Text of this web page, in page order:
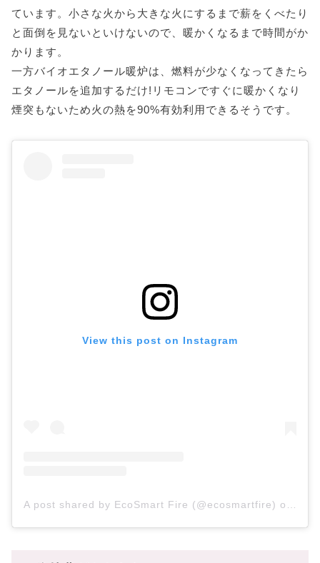
ています。小さな火から大きな火にするまで薪をくべたり
と面倒を見ないといけないので、暖かくなるまで時間がか
かります。
一方バイオエタノール暖炉は、燃料が少なくなってきたら
エタノールを追加するだけ!リモコンですぐに暖かくなり
煙突もないため火の熱を90%有効利用できるそうです。
View this post on Instagram
A post shared by EcoSmart Fire (@ecosmartfire) on